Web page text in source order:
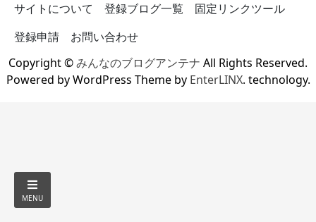
サイトについて 登録ブログ一覧
固定リンクツール
登録申請
お問い合わせ
Copyright ©みんなのブログアンテナ All Rights Reserved.
Powered by WordPress Theme by EnterLINX. technology.
MENU